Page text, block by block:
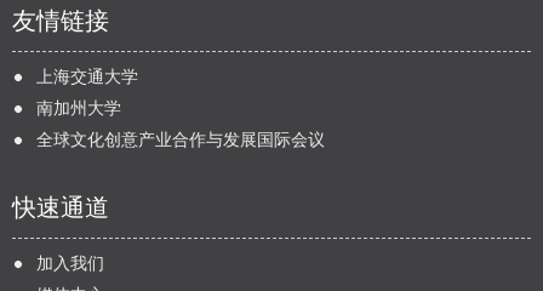
友情链接
上海交通大学
南加州大学
全球文化创意产业合作与发展国际会议
快速通道
加入我们